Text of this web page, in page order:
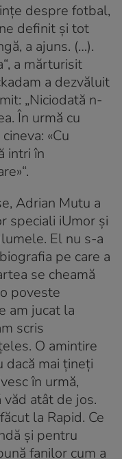
despre fotbal,
definit și tot
a ajuns. (…).
a mărturisit
a dezvăluit
„Niciodată n-
În urmă cu
«Cu
intri în
Adrian Mutu a
speciali iUmor și
El nu s-a
pe care a
se cheamă
poveste
am jucat la
scris
O amintire
dacă mai țineți
în urmă,
atât de jos.
la Rapid. Ce
și pentru
fanilor cum a